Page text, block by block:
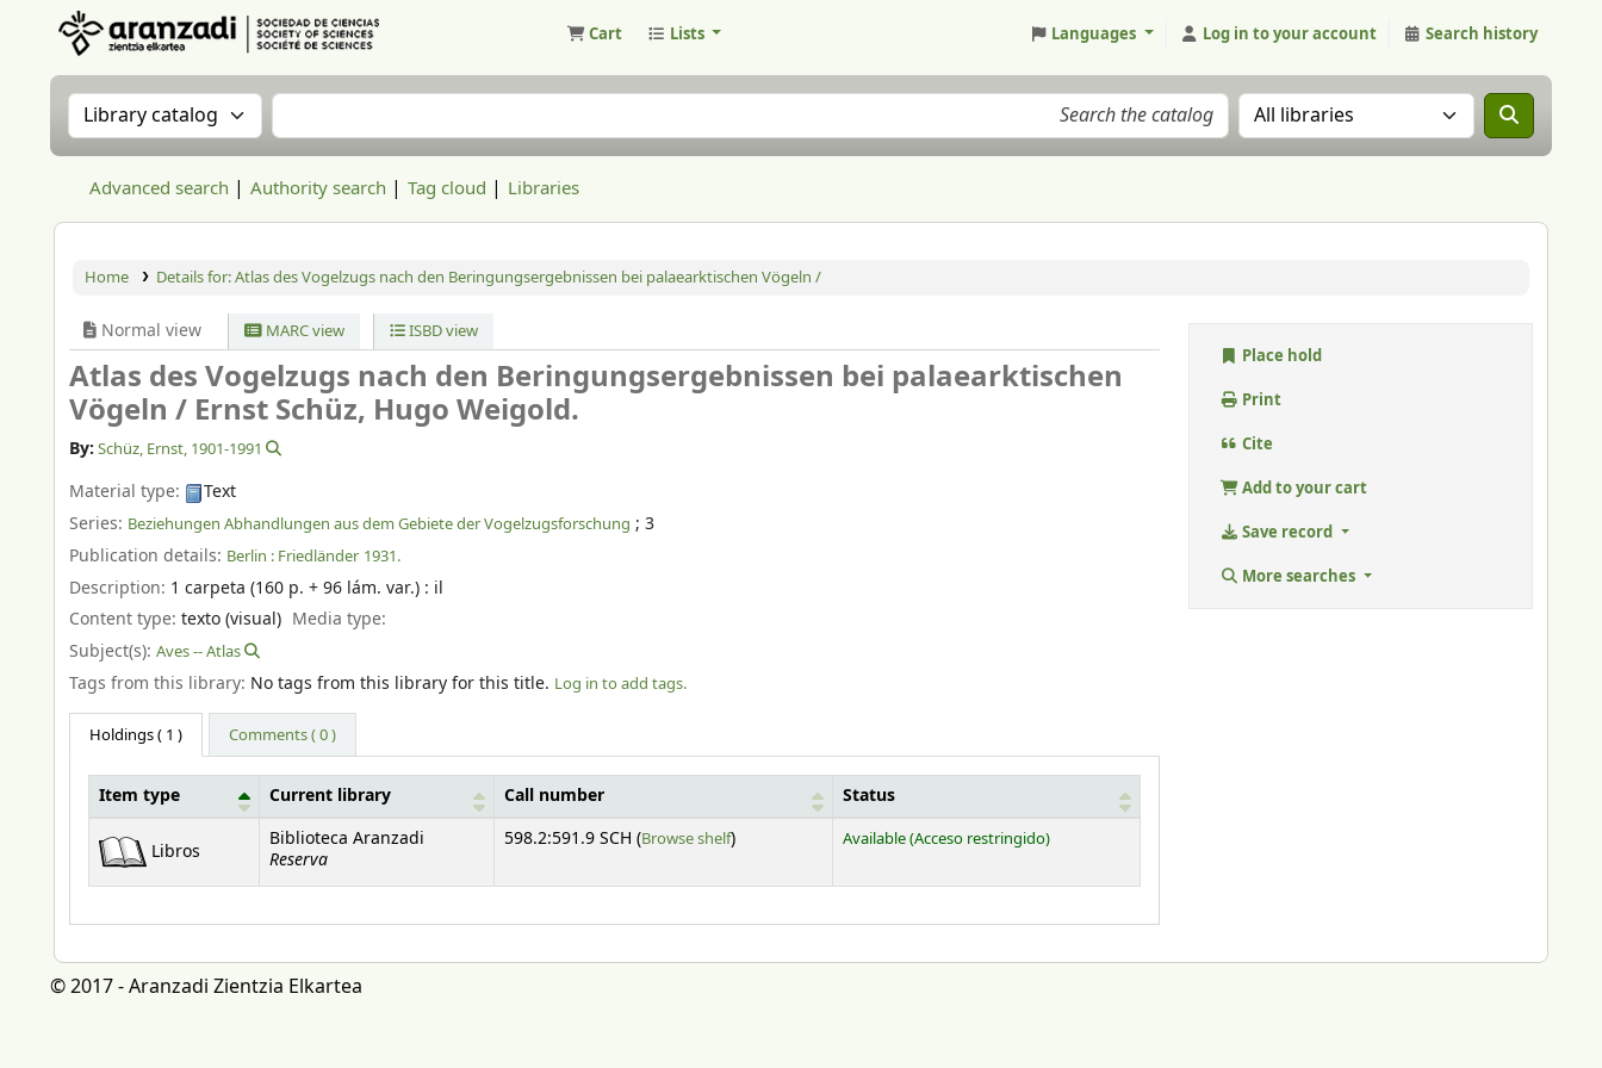
Cart Lists Languages Log in to your account Search history
Search the catalog by:Search the catalog Search the catalog in:
Advanced search Authority search Tag cloud Libraries
Home Details for:Atlas des Vogelzugs nach den Beringungsergebnissen bei palaearktischen Vögeln /
Normal view MARC view ISBD view
Atlas des Vogelzugs nach den Beringungsergebnissen bei palaearktischen
Vögeln / Ernst Schüz, Hugo Weigold.
By: Schüz, Ernst, 1901-1991
Material type:
Text
Series: Beziehungen Abhandlungen aus dem Gebiete der Vogelzugsforschung ; 3
Publication details: Berlin : Friedländer 1931.
Description: 1 carpeta (160 p. + 96 lám. var.) : il
Content type: texto (visual) Media type:
Subject(s): Aves -- Atlas
Tags from this library: No tags from this library for this title. Log in to add tags.
Holdings( 1 ) Comments ( 0 )
Item type Current library Call number Status
Libros
Biblioteca Aranzadi
Reserva
598.2:591.9 SCH (Browse shelf(Opens below)
) Available(Acceso restringido)
Place hold
Print
Cite
Add to your cart
Save record
More searches
© 2017 - Aranzadi Zientzia Elkartea